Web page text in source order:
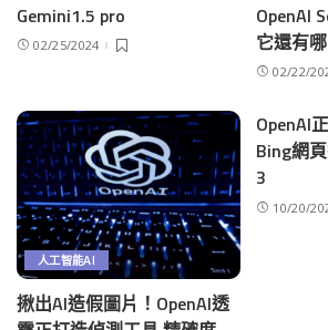
Gemini1.5 pro
02/25/2024
OpenAI
它還有
02/22/
人工智能AI
揪出AI造假圖片！OpenAI透
OpenAI
Bing網
3
10/20/